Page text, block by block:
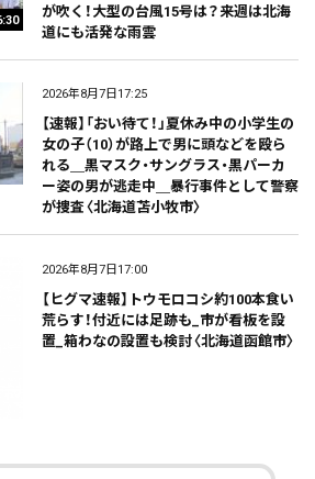
が吹く！大型の台風15号は？来週は北海
道にも活発な雨雲
2026年8月7日17:25
【速報】「おい待て！」夏休み中の小学生の
女の子（10）が路上で男に頭などを殴ら
れる＿黒マスク・サングラス・黒パーカ
ー姿の男が逃走中＿暴行事件として警察
が捜査〈北海道苫小牧市〉
2026年8月7日17:00
【ヒグマ速報】トウモロコシ約100本食い
荒らす！付近には足跡も_市が看板を設
置_箱わなの設置も検討〈北海道函館市〉